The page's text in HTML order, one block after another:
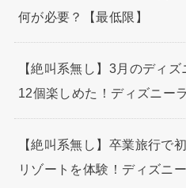
何が必要？【最低限】
【絶叫系無し】3月のディ
12個楽しめた！ディズニー
【絶叫系無し】卒業旅行で
リゾートを体験！ディズニ